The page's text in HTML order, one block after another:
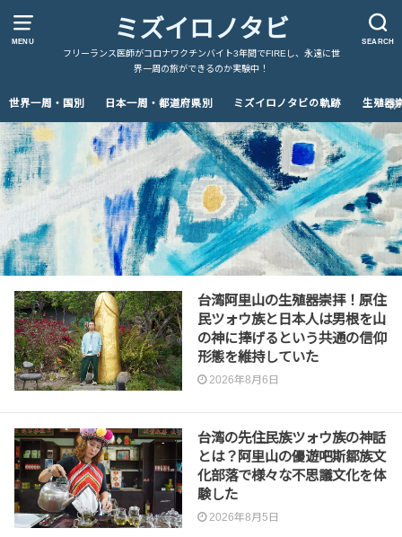
MENU SEARCH
ミズイロノタビ
フリーランス医師がコロナワクチンバイト3年間でFIREし、永遠に世
界一周の旅ができるのか実験中！
世界一周・国別 日本一周・都道府県別 ミズイロノタビの軌跡 生殖器
台湾阿里山の生殖器崇拝！原住
民ツォウ族と日本人は男根を山
の神に捧げるという共通の信仰
形態を維持していた
2026年8月6日
台湾の先住民族ツォウ族の神話
とは？阿里山の優遊吧斯鄒族文
化部落で様々な不思議文化を体
験した
2026年8月5日